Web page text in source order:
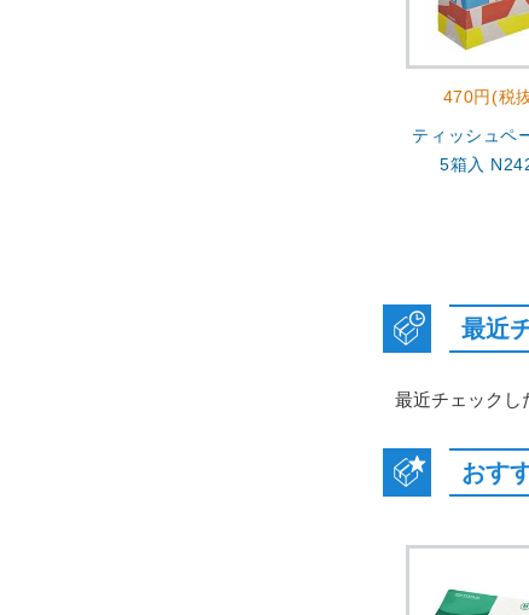
470円(税
ティッシュペ
5箱入
最近
最近チェックし
おす